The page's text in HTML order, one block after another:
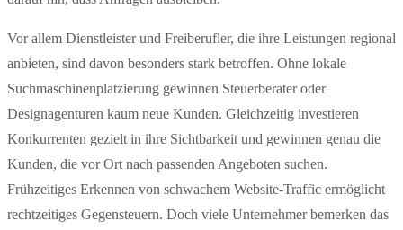
Vor allem Dienstleister und Freiberufler, die ihre Leistungen regional
anbieten, sind davon besonders stark betroffen. Ohne lokale
Suchmaschinenplatzierung gewinnen Steuerberater oder
Designagenturen kaum neue Kunden. Gleichzeitig investieren
Konkurrenten gezielt in ihre Sichtbarkeit und gewinnen genau die
Kunden, die vor Ort nach passenden Angeboten suchen.
Frühzeitiges Erkennen von schwachem Website-Traffic ermöglicht
rechtzeitiges Gegensteuern. Doch viele Unternehmer bemerken das